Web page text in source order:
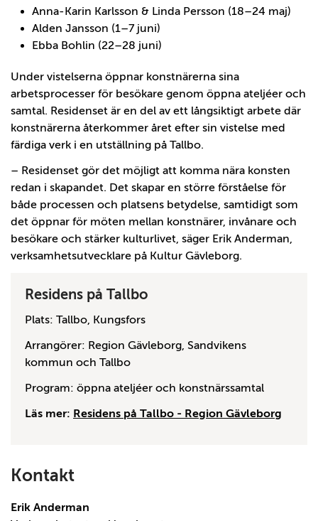
Anna-Karin Karlsson & Linda Persson (18–24 maj)
Alden Jansson (1–7 juni)
Ebba Bohlin (22–28 juni)
Under vistelserna öppnar konstnärerna sina
arbetsprocesser för besökare genom öppna ateljéer och
samtal. Residenset är en del av ett långsiktigt arbete där
konstnärerna återkommer året efter sin vistelse med
färdiga verk i en utställning på Tallbo.
– Residenset gör det möjligt att komma nära konsten
redan i skapandet. Det skapar en större förståelse för
både processen och platsens betydelse, samtidigt som
det öppnar för möten mellan konstnärer, invånare och
besökare och stärker kulturlivet, säger Erik Anderman,
verksamhetsutvecklare på Kultur Gävleborg.
Residens på Tallbo
Plats: Tallbo, Kungsfors
Arrangörer: Region Gävleborg, Sandvikens
kommun och Tallbo
Program: öppna ateljéer och konstnärssamtal
Läs mer: Residens på Tallbo - Region Gävleborg
Kontakt
Erik Anderman